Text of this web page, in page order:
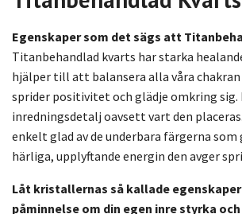
Egenskaper som det sägs att
Titanbehandlad kvarts har starka
hjälper till att balansera alla våra chakran
sprider positivitet och glädje omkring
inredningsdetalj oavsett vart den
enkelt glad av de underbara färgerna som
härliga, upplyftande energin den avger
Låt kristallernas så kallade
påminnelse om din egen inre styrka